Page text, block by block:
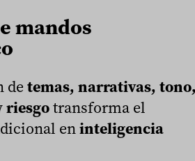
mandos
de temas, narrativas,
riesgotransforma el
eninteligencia